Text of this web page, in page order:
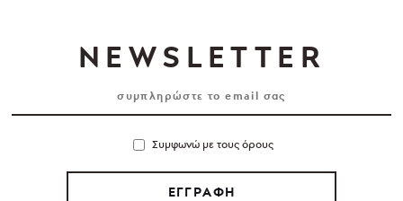
NEWSLETTER
Συμφωνώ με τους όρους
ΕΓΓΡΑΦΗ